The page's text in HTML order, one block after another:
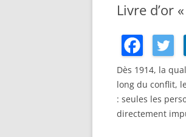
Livre d’or
Dès 1914, la
long du conflit,
: seules les
directement